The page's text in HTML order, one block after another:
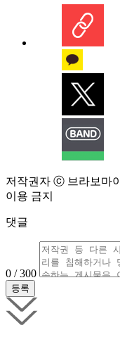
저작권자 ⓒ 브라보마
이용 금지
댓글
0 / 300